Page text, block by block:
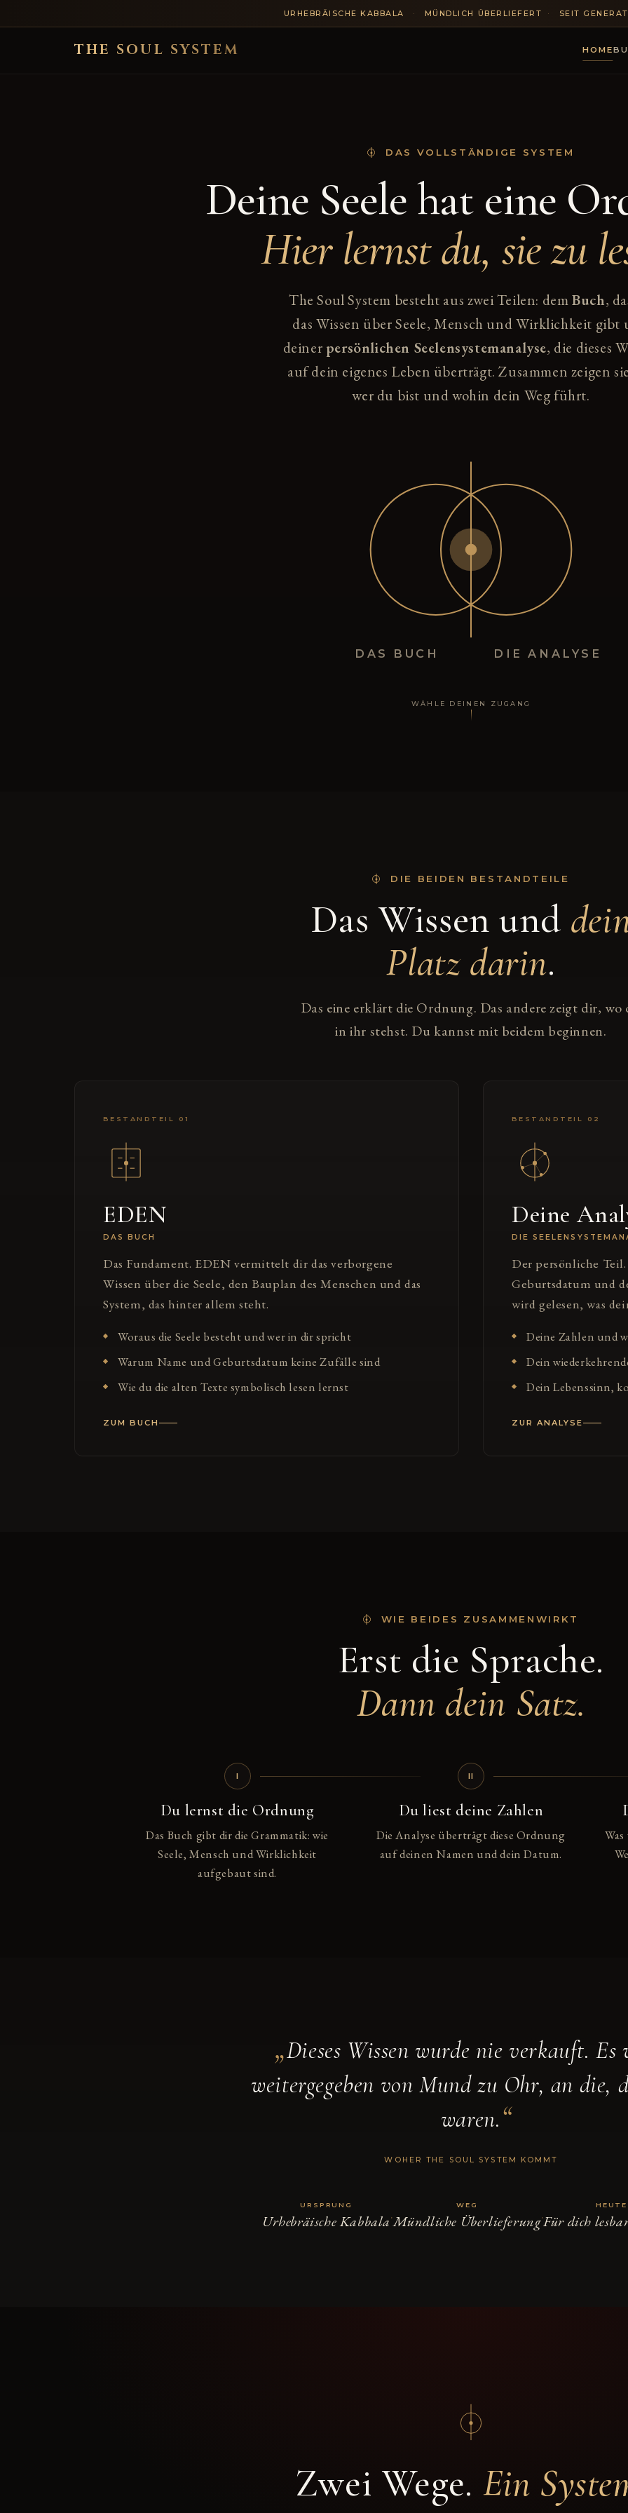
URHEBRÄISCHE KABBALA · MÜNDLICH ÜBERLIEFERT · SEIT
THE SOUL SYSTEM HOME
DAS VOLLSTÄNDIGE SYSTEM
Deine Seele hat eine
Hier lernst du, sie zu
The Soul System besteht aus zwei Teilen: demBuch,
das Wissen über Seele, Mensch und Wirklichkeit gibt
deiner persönlichen Seelensystemanalyse, die dieses
auf dein eigenes Leben überträgt. Zusammen zeigen
wer du bist und wohin dein Weg führt.
DAS BUCH DIE ANALYSE
WÄHLE DEINEN ZUGANG
DIE BEIDEN BESTANDTEILE
Das Wissen und
Platz darin.
Das eine erklärt die Ordnung. Das andere zeigt dir, wo
in ihr stehst. Du kannst mit beidem beginnen.
BESTANDTEIL 01
EDEN
DAS BUCH
Das Fundament. EDEN vermittelt dir das verborgene
Wissen über die Seele, den Bauplan des Menschen und das
System, das hinter allem steht.
Woraus die Seele besteht und wer in dir spricht
Warum Name und Geburtsdatum keine Zufälle sind
Wie du die alten Texte symbolisch lesen lernst
ZUM BUCH
BESTANDTEIL 02
Deine
DIE
Der persönliche
Geburtsdatum und
wird gelesen, was
Deine Zahlen und
Dein
Dein Lebenssinn,
ZUR ANALYSE
WIE BEIDES ZUSAMMENWIRKT
Erst die Sprache.
Dann dein Satz.
I
Du lernst die Ordnung
Das Buch gibt dir die Grammatik: wie
Seele, Mensch und Wirklichkeit
aufgebaut sind.
II
Du liest deine Zahlen
Die Analyse überträgt diese Ordnung
auf deinen Namen und dein Datum.
„Dieses Wissen wurde nie verkauft. Es
weitergegeben von Mund zu Ohr, an die,
waren.“
WOHER THE SOUL SYSTEM KOMMT
URSPRUNG
Urhebräische Kabbala·
WEG
Mündliche Überlieferung·
HEUTE
Für dich
Zwei Wege. Ein